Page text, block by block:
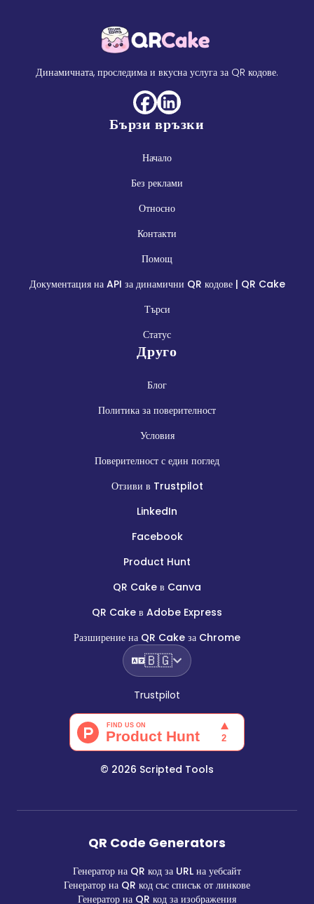
Динамичната, проследима и вкусна услуга за QR кодове.
Бързи връзки
Начало
Без реклами
Относно
Контакти
Помощ
Документация на API за динамични QR кодове | QR Cake
Търси
Статус
Друго
Блог
Политика за поверителност
Условия
Поверителност с един поглед
Отзиви в Trustpilot
LinkedIn
Facebook
Product Hunt
QR Cake в Canva
QR Cake в Adobe Express
Разширение на QR Cake за Chrome
🇧🇬
Trustpilot
© 2026 Scripted Tools
QR Code Generators
Генератор на QR код за URL на уебсайт
Генератор на QR код със списък от линкове
Генератор на QR код за изображения